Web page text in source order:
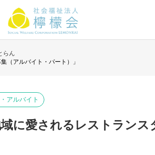
らん
（アルバイト・パート）」
アルバイト
域に愛されるレストラン